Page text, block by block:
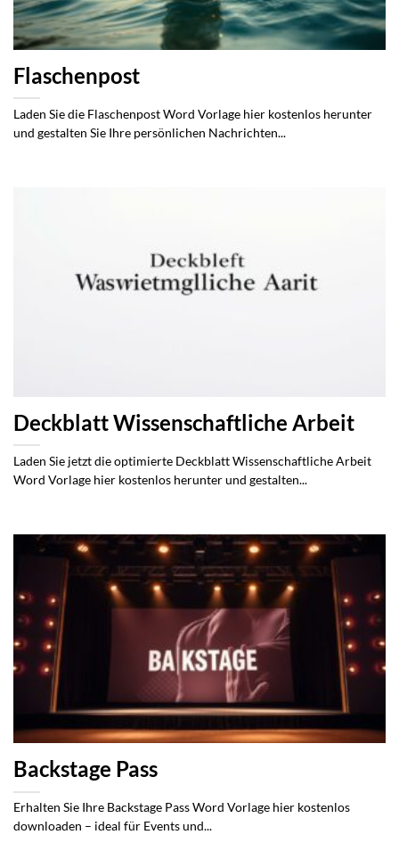
Flaschenpost
Laden Sie die Flaschenpost Word Vorlage hier kostenlos herunter
und gestalten Sie Ihre persönlichen Nachrichten...
Deckblatt Wissenschaftliche Arbeit
Laden Sie jetzt die optimierte Deckblatt Wissenschaftliche Arbeit
Word Vorlage hier kostenlos herunter und gestalten...
Backstage Pass
Erhalten Sie Ihre Backstage Pass Word Vorlage hier kostenlos
downloaden – ideal für Events und...